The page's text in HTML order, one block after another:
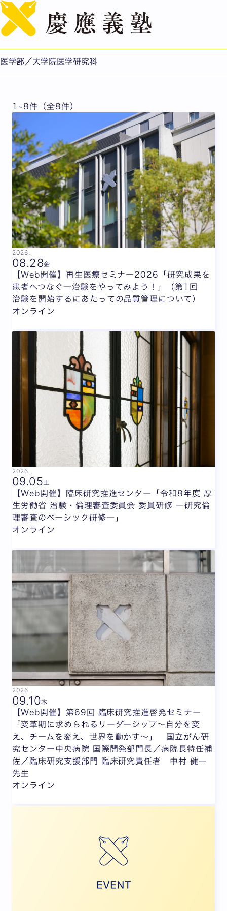
医学部／大学院医学研究科
イベント
過去のイベントはこちら
1~8件（全8件）
2026.
08.28金
【Web開催】再生医療セミナー2026「研究成果を
患者へつなぐ―治験をやってみよう！」（第1回
治験を開始するにあたっての品質管理について）
オンライン
2026.
09.05土
【Web開催】臨床研究推進センター「令和8年度 厚
生労働省 治験・倫理審査委員会 委員研修 ―研究倫
理審査のベーシック研修―」
オンライン
2026.
09.10木
【Web開催】第69回 臨床研究推進啓発セミナー
「変革期に求められるリーダーシップ～自分を変
え、チームを変え、世界を動かす～」 国立がん研
究センター中央病院 国際開発部門長／病院長特任補
佐／臨床研究支援部門 臨床研究責任者 中村 健一
先生
オンライン